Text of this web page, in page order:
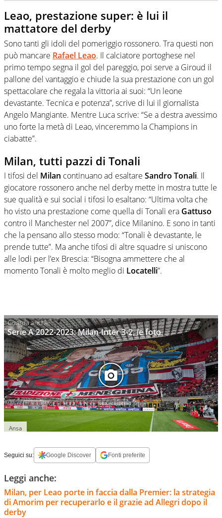
Leao, prestazione super: è lui il
mattatore del derby
Sono tanti gli idoli del pomeriggio rossonero. Tra questi non
può mancare Rafael Leao. Il calciatore portoghese nel
primo tempo segna il gol del pareggio, poi serve a Giroud il
pallone del vantaggio e chiude la sua prestazione con un gol
spettacolare che regala la vittoria ai suoi: “Un leone
devastante. Tecnica e potenza”, scrive di lui il giornalista
Angelo Mangiante. Mentre Luca scrive: “Se a destra avessimo
uno forte la metà di Leao, vinceremmo la Champions in
ciabatte”.
Milan, tutti pazzi di Tonali
I tifosi del Milan continuano ad esaltare Sandro Tonali. Il
giocatore rossonero anche nel derby mette in mostra tutte le
sue qualità e sui social i tifosi lo esaltano: “Ultima volta che
ho visto una prestazione come quella di Tonali era Gattuso
contro il Manchester nel 2007”, dice Milanino. E sono in tanti
che la pensano allo stesso modo: “Tonali è devastante, le
prende tutte”. Ma anche tifosi di altre squadre si uniscono
alle lodi per l’ex Brescia: “Bisogna ammettere che al
momento Tonali è molto meglio di Locatelli”.
Serie A 2022-2023: Milan-Inter 3-2, le foto
Ansa
Seguici su: Google Discover Fonti preferite
Leggi anche:
Milan, per Leao porte in faccia dalla Premier: la strategia
di Amorim per recuperarlo e il grazie ad Allegri dopo il
derby